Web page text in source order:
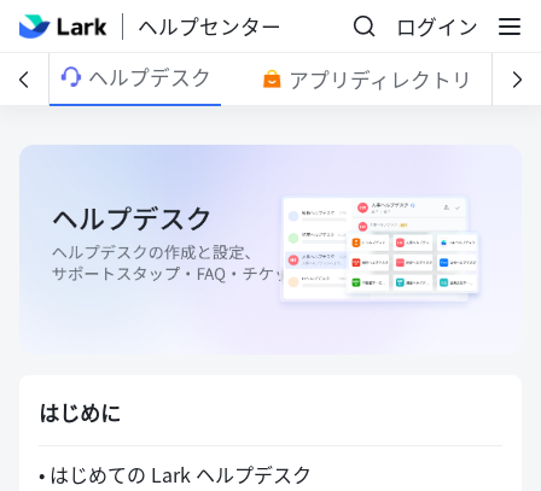
ヘルプセンター
ログイン
ヘルプデスク アプリディレクトリ
はじめに
• はじめての Lark ヘルプデスク